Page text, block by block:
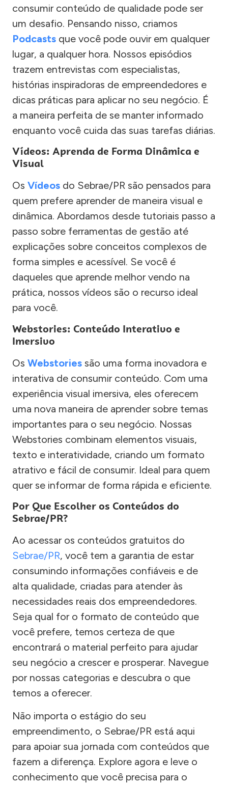
consumir conteúdo de qualidade pode ser
um desafio. Pensando nisso, criamos
Podcasts que você pode ouvir em qualquer
lugar, a qualquer hora. Nossos episódios
trazem entrevistas com especialistas,
histórias inspiradoras de empreendedores e
dicas práticas para aplicar no seu negócio. É
a maneira perfeita de se manter informado
enquanto você cuida das suas tarefas diárias.
Vídeos: Aprenda de Forma Dinâmica e
Visual
Os Vídeos do Sebrae/PR são pensados para
quem prefere aprender de maneira visual e
dinâmica. Abordamos desde tutoriais passo a
passo sobre ferramentas de gestão até
explicações sobre conceitos complexos de
forma simples e acessível. Se você é
daqueles que aprende melhor vendo na
prática, nossos vídeos são o recurso ideal
para você.
Webstories: Conteúdo Interativo e
Imersivo
Os Webstories são uma forma inovadora e
interativa de consumir conteúdo. Com uma
experiência visual imersiva, eles oferecem
uma nova maneira de aprender sobre temas
importantes para o seu negócio. Nossas
Webstories combinam elementos visuais,
texto e interatividade, criando um formato
atrativo e fácil de consumir. Ideal para quem
quer se informar de forma rápida e eficiente.
Por Que Escolher os Conteúdos do
Sebrae/PR?
Ao acessar os conteúdos gratuitos do
Sebrae/PR, você tem a garantia de estar
consumindo informações confiáveis e de
alta qualidade, criadas para atender às
necessidades reais dos empreendedores.
Seja qual for o formato de conteúdo que
você prefere, temos certeza de que
encontrará o material perfeito para ajudar
seu negócio a crescer e prosperar. Navegue
por nossas categorias e descubra o que
temos a oferecer.
Não importa o estágio do seu
empreendimento, o Sebrae/PR está aqui
para apoiar sua jornada com conteúdos que
fazem a diferença. Explore agora e leve o
conhecimento que você precisa para o